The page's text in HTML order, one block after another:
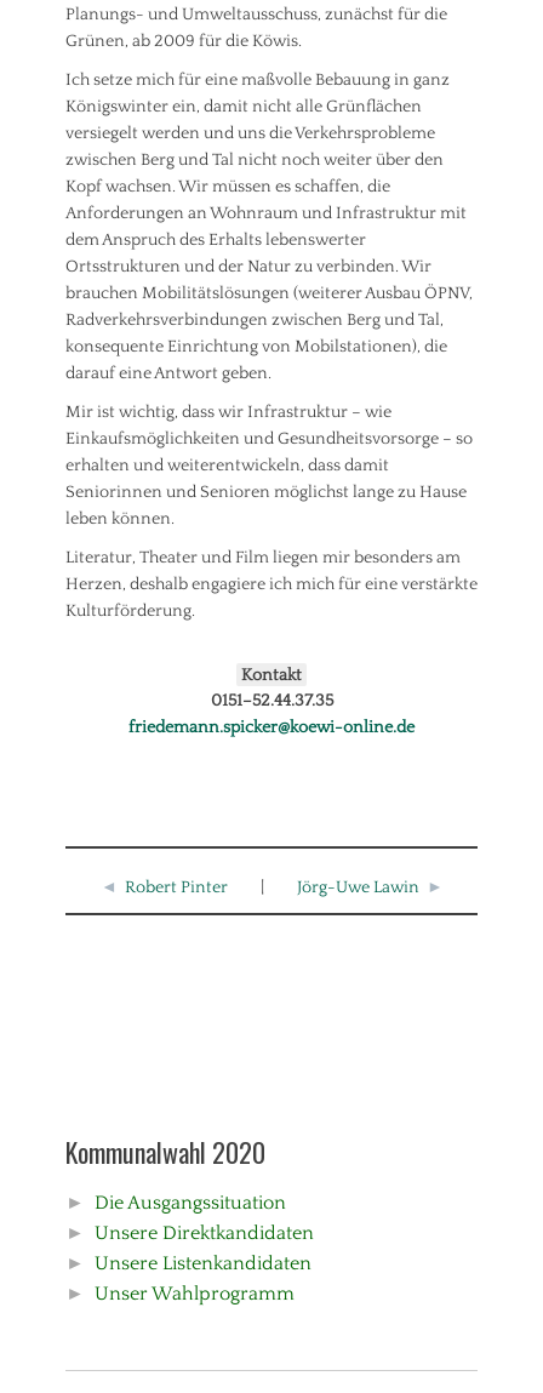
Planungs- und Umweltausschuss, zunächst für die
Grünen, ab 2009 für die Köwis.
Ich setze mich für eine maßvolle Bebauung in ganz
Königswinter ein, damit nicht alle Grünflächen
versiegelt werden und uns die Verkehrsprobleme
zwischen Berg und Tal nicht noch weiter über den
Kopf wachsen. Wir müssen es schaffen, die
Anforderungen an Wohnraum und Infrastruktur mit
dem Anspruch des Erhalts lebenswerter
Ortsstrukturen und der Natur zu verbinden. Wir
brauchen Mobilitätslösungen (weiterer Ausbau ÖPNV,
Radverkehrsverbindungen zwischen Berg und Tal,
konsequente Einrichtung von Mobilstationen), die
darauf eine Antwort geben.
Mir ist wichtig, dass wir Infrastruktur – wie
Einkaufsmöglichkeiten und Gesundheitsvorsorge – so
erhalten und weiterentwickeln, dass damit
Seniorinnen und Senioren möglichst lange zu Hause
leben können.
Literatur, Theater und Film liegen mir besonders am
Herzen, deshalb engagiere ich mich für eine verstärkte
Kulturförderung.
Kontakt
0151–52.44.37.35
friedemann.spicker@koewi-online.de
◄ Robert Pinter| Jörg-Uwe Lawin ►
Kommunalwahl 2020
►
Die Ausgangssituation
►
Unsere Direktkandidaten
►
Unsere Listenkandidaten
►
Unser Wahlprogramm